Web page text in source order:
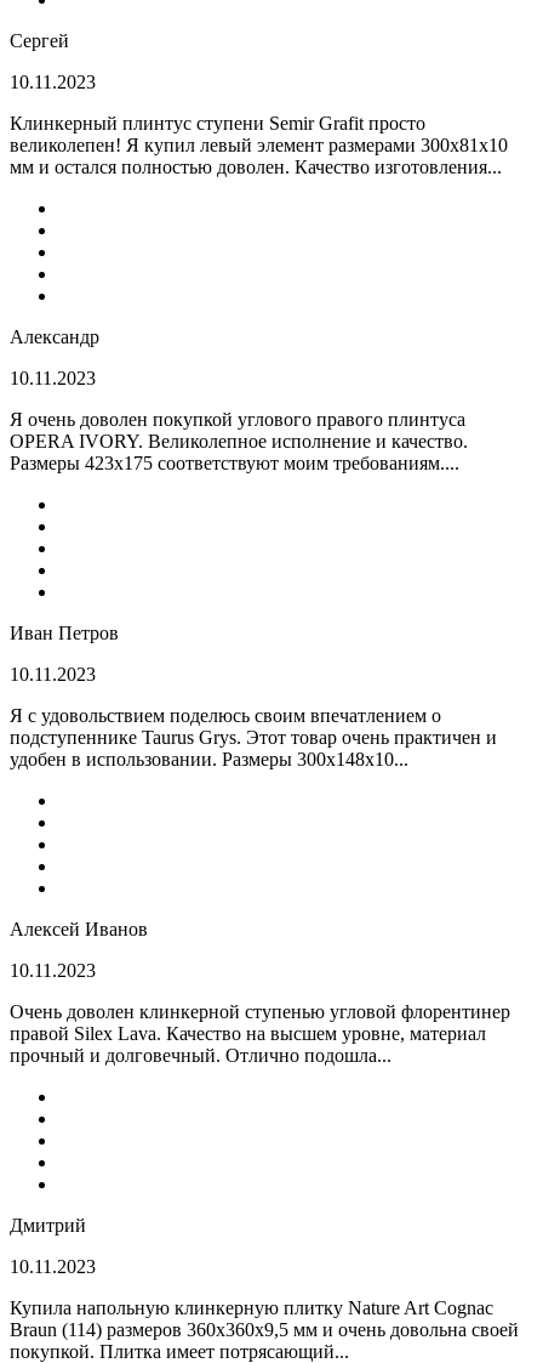
Сергей
10.11.2023
Клинкерный плинтус ступени Semir Grafit просто
великолепен! Я купил левый элемент размерами 300х81х10
мм и остался полностью доволен. Качество изготовления...
Александр
10.11.2023
Я очень доволен покупкой углового правого плинтуса
OPERA IVORY. Великолепное исполнение и качество.
Размеры 423х175 соответствуют моим требованиям....
Иван Петров
10.11.2023
Я с удовольствием поделюсь своим впечатлением о
подступеннике Taurus Grys. Этот товар очень практичен и
удобен в использовании. Размеры 300х148х10...
Алексей Иванов
10.11.2023
Очень доволен клинкерной ступенью угловой флорентинер
правой Silex Lava. Качество на высшем уровне, материал
прочный и долговечный. Отлично подошла...
Дмитрий
10.11.2023
Купила напольную клинкерную плитку Nature Art Cognac
Braun (114) размеров 360x360x9,5 мм и очень довольна своей
покупкой. Плитка имеет потрясающий...